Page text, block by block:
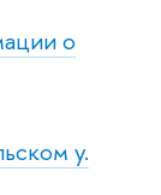
о
у.